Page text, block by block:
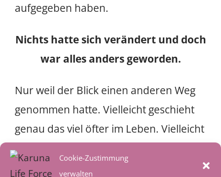
Cookie-Zustimmung
verwalten
aufgegeben haben.
Nichts hatte sich verändert und doch
war alles anders geworden.
Nur weil der Blick einen anderen Weg
genommen hatte. Vielleicht geschieht
genau das viel öfter im Leben. Vielleicht
sind es gar nicht die Dinge selbst, die
uns belasten, sondern die Bilder, die